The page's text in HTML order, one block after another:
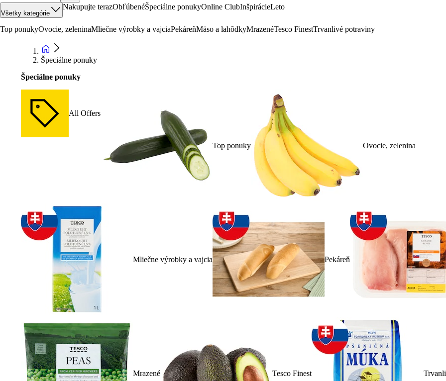
Všetky kategórie
Nakupujte terazObľúbenéŠpeciálne ponukyOnline ClubInšpirácieLeto
Top ponukyOvocie, zeleninaMliečne výrobky a vajciaPekáreňMäso a lahôdkyMrazenéTesco FinestTrvanlivé potraviny
Špeciálne ponuky
Špeciálne ponuky
All Offers
Top ponuky Ovocie, zelenina
Mliečne výrobky a vajcia Pekáreň
Mrazené Tesco Finest